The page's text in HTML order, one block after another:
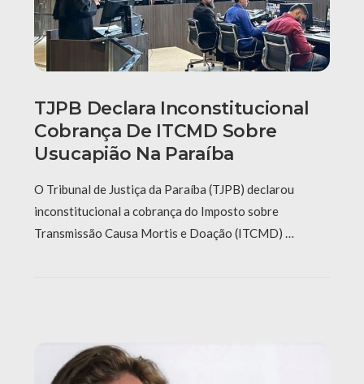
TJPB Declara Inconstitucional
Cobrança De ITCMD Sobre
Usucapião Na Paraíba
O Tribunal de Justiça da Paraíba (TJPB) declarou
inconstitucional a cobrança do Imposto sobre
Transmissão Causa Mortis e Doação (ITCMD) …